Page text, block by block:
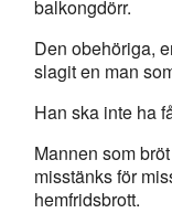
balkongdörr.
Den obehöriga,
slagit en man
Han ska inte ha
Mannen som
misstänks för
hemfridsbrott.